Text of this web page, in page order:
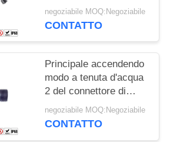
cavo elettrico del
connettore di cavo del
negoziabile MOQ:Negoziabile
CONTATTO
Principale accendendo
modo a tenuta d'acqua
2 del connettore di
cavo della vite 3 3 un
tipo di 4 Pin T
negoziabile MOQ:Negoziabile
CONTATTO